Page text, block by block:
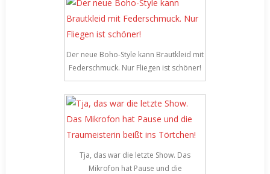
Der neue Boho-Style kann Brautkleid mit
Federschmuck. Nur Fliegen ist schöner!
Tja, das war die letzte Show. Das
Mikrofon hat Pause und die